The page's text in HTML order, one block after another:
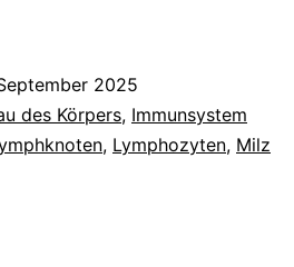
2025
des Körpers, Immunsystem
, Lymphozyten, Milz